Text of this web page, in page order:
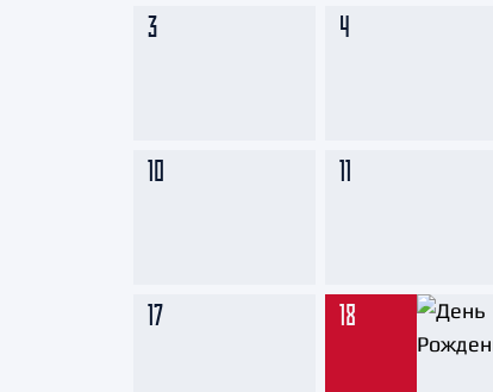
3 4
10 11
17 18